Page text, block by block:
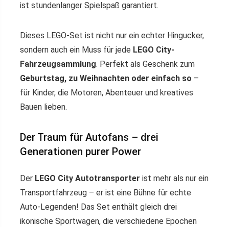
ist stundenlanger Spielspaß garantiert.
Dieses LEGO-Set ist nicht nur ein echter Hingucker,
sondern auch ein Muss für jede LEGO City-
Fahrzeugsammlung. Perfekt als Geschenk zum
Geburtstag, zu Weihnachten oder einfach so –
für Kinder, die Motoren, Abenteuer und kreatives
Bauen lieben.
Der Traum für Autofans – drei
Generationen purer Power
Der LEGO City Autotransporter ist mehr als nur ein
Transportfahrzeug – er ist eine Bühne für echte
Auto-Legenden! Das Set enthält gleich drei
ikonische Sportwagen, die verschiedene Epochen